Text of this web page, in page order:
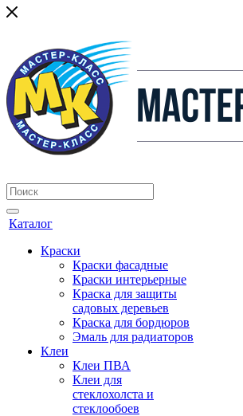
Каталог
Краски
Краски фасадные
Краски интерьерные
Краска для защиты
садовых деревьев
⁠Краска для бордюров
Эмаль для радиаторов
Клеи
Клеи ПВА
Клеи для
стеклохолста и
стеклообоев